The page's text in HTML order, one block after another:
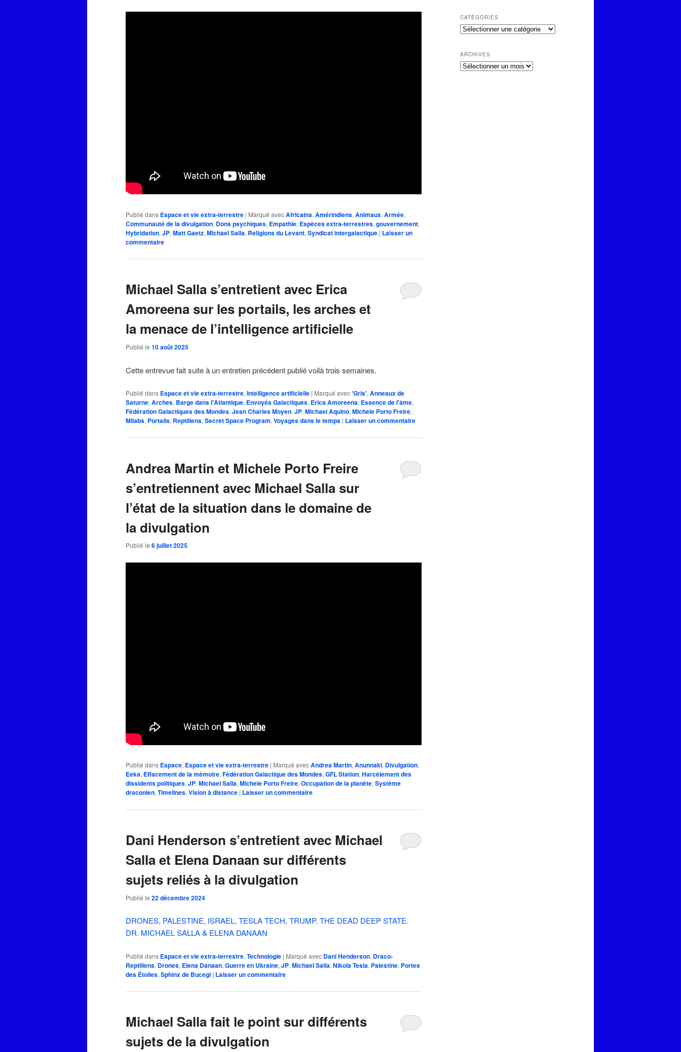
Publié dans Espace et vie extra-terrestre | Marqué avecAfricains, Amérindiens, Animaux, Armée,
Communauté de la divulgation, Dons psychiques, Empathie, Espèces extra-terrestres, gouvernement,
Hybridation, JP, Matt Gaetz, Michael Salla, Religions du Levant, Syndicat intergalactique | Laisser un
commentaire
Michael Salla s’entretient avec Erica
Amoreena sur les portails, les arches et
la menace de l’intelligence artificielle
Publié le 10 août 2025
Cette entrevue fait suite à un entretien précédent publié voilà trois semaines.
Publié dans Espace et vie extra-terrestre, Intelligence artificielle | Marqué avec'Gris', Anneaux de
Saturne, Arches, Barge dans l'Atlantique, Envoyés Galactiques, Erica Amoreena, Essence de l'âme,
Fédération Galactiques des Mondes, Jean Charles Moyen, JP, Michael Aquino, Michele Porto Freire,
Milabs, Portails, Reptiliens, Secret Space Program, Voyages dans le temps | Laisser un commentaire
Andrea Martin et Michele Porto Freire
s’entretiennent avec Michael Salla sur
l’état de la situation dans le domaine de
la divulgation
Publié le 6 juillet 2025
Publié dans Espace, Espace et vie extra-terrestre | Marqué avecAndrea Martin, Anunnaki, Divulgation,
Eeka, Effacement de la mémoire, Fédération Galactique des Mondes, GFL Station, Harcèlement des
dissidents politiques, JP, Michael Salla, Michele Porto Freire, Occupation de la planète, Système
draconien, Timelines, Vision à distance | Laisser un commentaire
Dani Henderson s’entretient avec Michael
Salla et Elena Danaan sur différents
sujets reliés à la divulgation
Publié le 22 décembre 2024
DRONES, PALESTINE, ISRAEL, TESLA TECH, TRUMP. THE DEAD DEEP STATE.
DR. MICHAEL SALLA & ELENA DANAAN
Publié dans Espace et vie extra-terrestre, Technologie | Marqué avec Dani Henderson, Draco-
Reptiliens, Drones, Elena Danaan, Guerre en Ukraine, JP, Michael Salla, Nikola Tesla, Palestine, Portes
des Étoiles, Sphinx de Bucegi | Laisser un commentaire
Michael Salla fait le point sur différents
sujets de la divulgation
CATÉGORIES
Catégories
ARCHIVES
Archives